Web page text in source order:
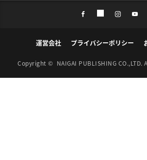
運営会社 プライバシーポリシー
Copyright © NAIGAI PUBLISHING CO.,LTD.